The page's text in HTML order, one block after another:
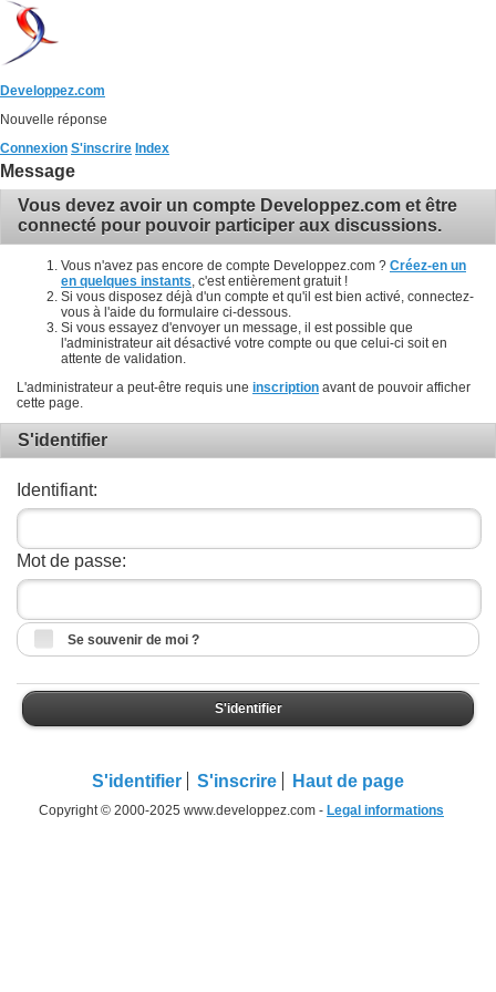
Developpez.com
Nouvelle réponse
Connexion S'inscrire Index
Message
Vous devez avoir un compte Developpez.com et être
connecté pour pouvoir participer aux discussions.
Vous n'avez pas encore de compte Developpez.com ? Créez-en un
en quelques instants , c'est entièrement gratuit !
Si vous disposez déjà d'un compte et qu'il est bien activé, connectez-
vous à l'aide du formulaire ci-dessous.
Si vous essayez d'envoyer un message, il est possible que
l'administrateur ait désactivé votre compte ou que celui-ci soit en
attente de validation.
L'administrateur a peut-être requis une inscription avant de pouvoir afficher
cette page.
S'identifier
Identifiant:
Mot de passe:
Se souvenir de moi ?
S'identifier
S'identifier S'inscrire Haut de page
Copyright © 2000-2025 www.developpez.com - Legal informations